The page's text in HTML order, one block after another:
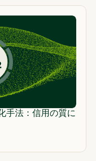
手法：信用の質に